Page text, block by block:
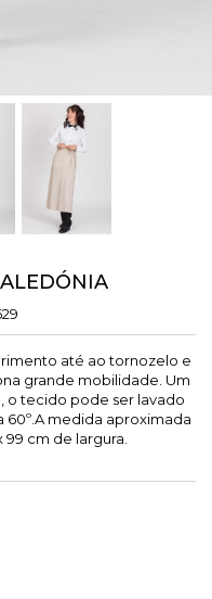
até ao tornozelo e
grande mobilidade. Um
o tecido pode ser lavado
60º.A medida aproximada
cm de largura.